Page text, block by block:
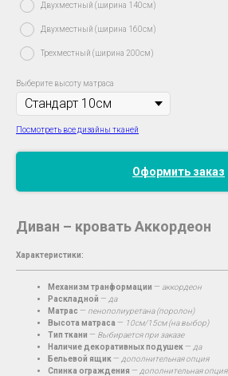
Двухместный (ширина 140см)
Двухместный (ширина 160см)
Трехместный (ширина 200см)
Выберите высоту матраса
Посмотреть все дизайны тканей
Оформить заказ
Диван – кровать Аккордеон
Характеристики:
Механизм транформации — аккордеон
Раскладной — да
Матрас — пенополиуретана (поролон)
Высота матраса — 10см/15см (на выбор)
Тип ткани — Выбирается при заказе
Наличие декоративных подушек — да
Бельевой ящик — дополнительная опция
Спинка ограждения — дополнительная опция